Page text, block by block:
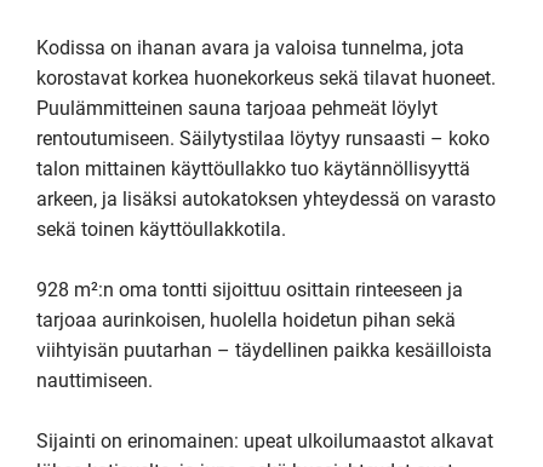
Kodissa on ihanan avara ja valoisa tunnelma, jota
korostavat korkea huonekorkeus sekä tilavat huoneet.
Puulämmitteinen sauna tarjoaa pehmeät löylyt
rentoutumiseen. Säilytystilaa löytyy runsaasti – koko
talon mittainen käyttöullakko tuo käytännöllisyyttä
arkeen, ja lisäksi autokatoksen yhteydessä on varasto
sekä toinen käyttöullakkotila.
928 m²:n oma tontti sijoittuu osittain rinteeseen ja
tarjoaa aurinkoisen, huolella hoidetun pihan sekä
viihtyisän puutarhan – täydellinen paikka kesäilloista
nauttimiseen.
Sijainti on erinomainen: upeat ulkoilumaastot alkavat